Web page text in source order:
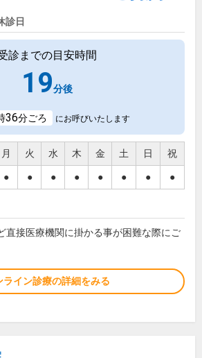
診日
診までの目安時間
19分後
36分ごろ にお呼びいたします
月 火 水 木 金 土 日 祝
● ● ● ● ● ● ● ●
直接医療機関に掛かる事が困難な際にご
ライン診療の詳細をみる